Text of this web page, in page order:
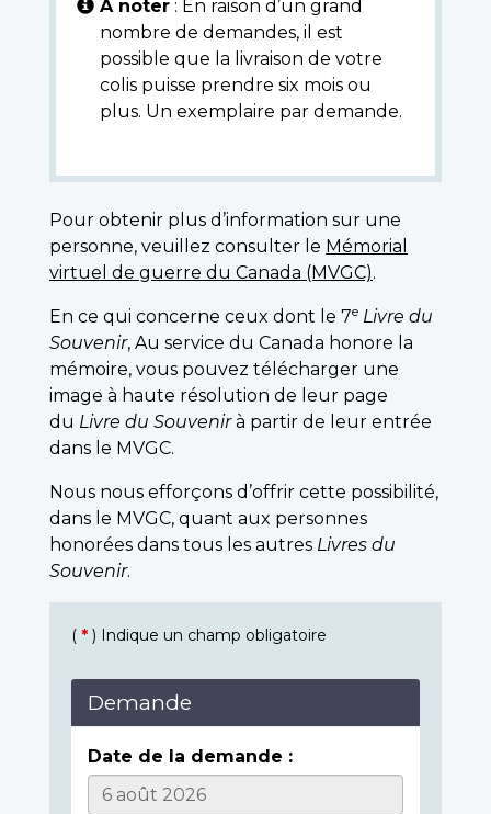
À noter : En raison d’un grand
nombre de demandes, il est
possible que la livraison de votre
colis puisse prendre six mois ou
plus. Un exemplaire par demande.
Pour obtenir plus d’information sur une
personne, veuillez consulter le Mémorial
virtuel de guerre du Canada (MVGC).
En ce qui concerne ceux dont le 7e Livre du
Souvenir, Au service du Canada honore la
mémoire, vous pouvez télécharger une
image à haute résolution de leur page
du Livre du Souvenirà partir de leur entrée
dans le MVGC.
Nous nous efforçons d’offrir cette possibilité,
dans le MVGC, quant aux personnes
honorées dans tous les autres Livres du
Souvenir.
( * ) Indique un champ obligatoire
Demande
Date de la demande :